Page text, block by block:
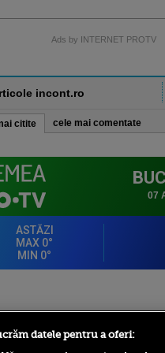
Ads by INTERNET PROTV
incont.ro
citite cele mai comentate
Sport.ro
datele pentru a oferi: